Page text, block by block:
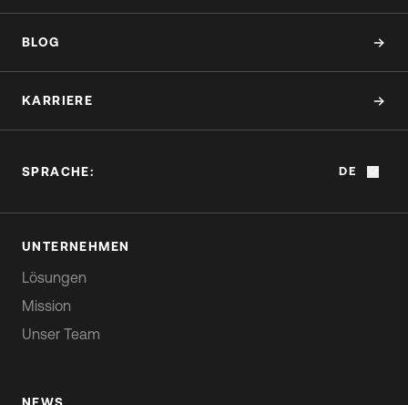
BLOG
KARRIERE
SPRACHE: DE
UNTERNEHMEN
Lösungen
Mission
Unser Team